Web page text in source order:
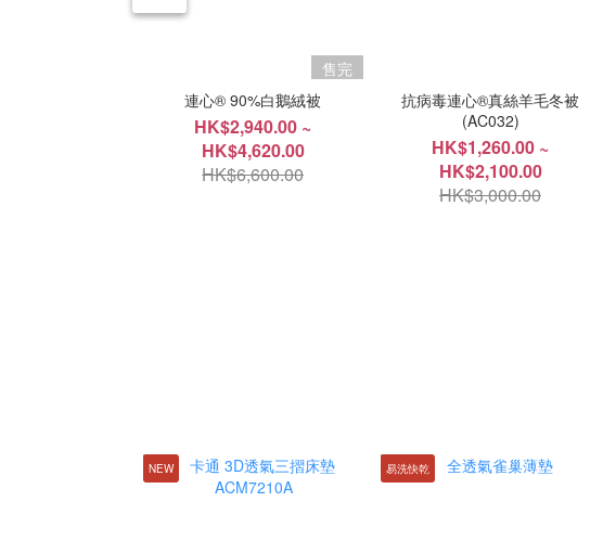
售完
連心® 90%白鵝絨被
HK$2,940.00 ~
HK$4,620.00
HK$6,600.00
抗病毒連心®真絲羊毛冬被
(AC032)
HK$1,260.00 ~
HK$2,100.00
HK$3,000.00
NEW 易洗快乾